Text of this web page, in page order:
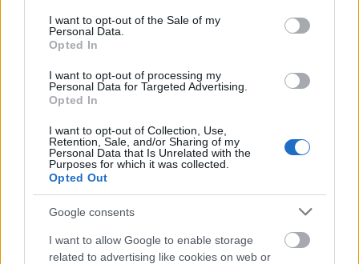
consent section.
I want to opt-out of the Sale of my
Personal Data.
Opted In
I want to opt-out of processing my
Personal Data for Targeted Advertising.
Opted In
I want to opt-out of Collection, Use,
Retention, Sale, and/or Sharing of my
Personal Data that Is Unrelated with the
Purposes for which it was collected.
Opted Out
Google consents
I want to allow Google to enable storage
related to advertising like cookies on web or